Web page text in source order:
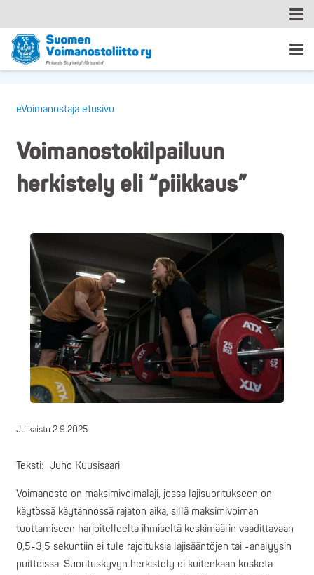
eVoimanostaja etusivu
Voimanostokilpailuun
herkistely eli “piikkaus”
Julkaistu 2.9.2025
Teksti: Juho Kuusisaari
Voimanosto on maksimivoimalaji, jossa lajisuoritukseen on
käytössä käytännössä rajaton aika, sillä maksimivoiman
tuottamiseen harjoitelleelta ihmiseltä keskimäärin vaadittavaan
0,5-3,5 sekuntiin ei tule rajoituksia lajisääntöjen tai -analyysin
puitteissa. Suorituskyvyn herkistely ei kuitenkaan kosketa